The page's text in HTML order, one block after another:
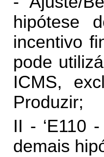
hipótese
incentivo
pode
ICMS,
Produzir;
II - ‘E110
demais